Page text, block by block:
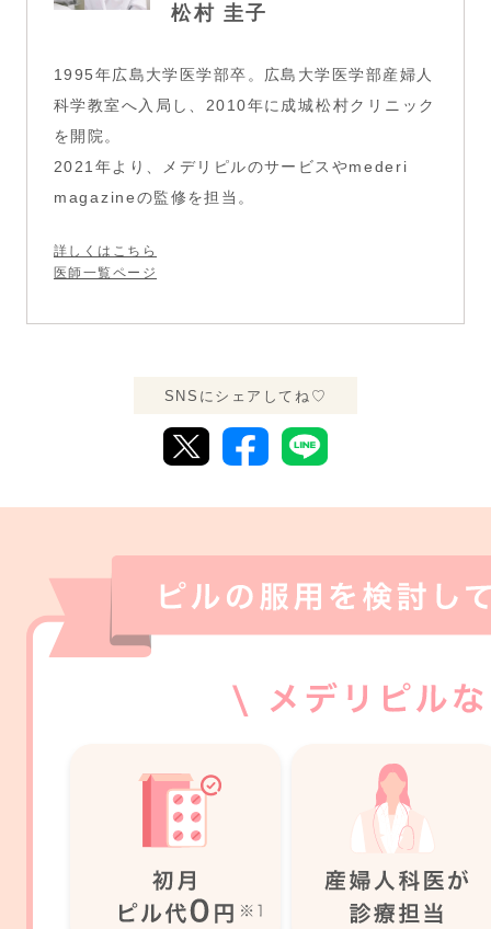
松村 圭子
1995年広島大学医学部卒。広島大学医学部産婦人
科学教室へ入局し、2010年に 成城松村クリニック
を開院。
2021年より、メデリピルのサービスやmederi
magazineの監修を担当。
詳しくはこちら
医師一覧ページ
SNSにシェアしてね♡